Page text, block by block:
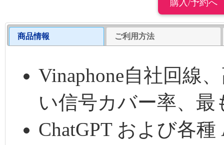
商品情報 ご利用方法
Vinaphone自社回線
い信号カバー率、最
ChatGPT および各